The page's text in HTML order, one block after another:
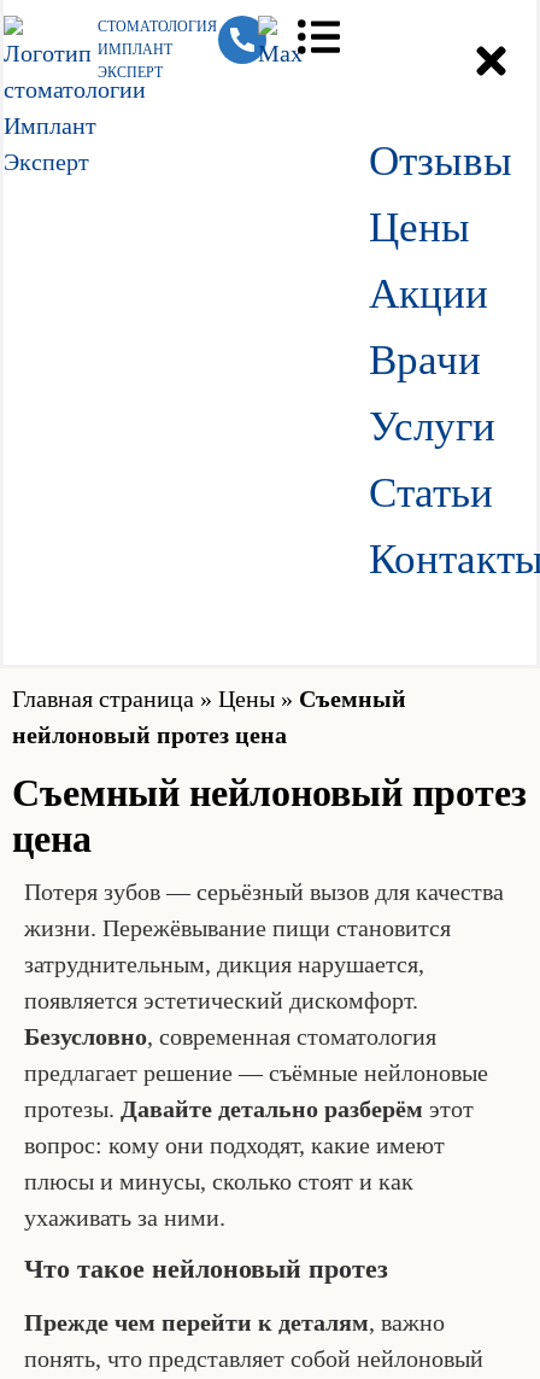
СТОМАТОЛОГИЯ
ИМПЛАНТ
ЭКСПЕРТ
Отзывы
Цены
Акции
Врачи
Услуги
Статьи
Главная страница » Цены » Съемный
нейлоновый протез цена
Съемный нейлоновый протез
цена
Потеря зубов — серьёзный вызов для качества
жизни. Пережёвывание пищи становится
затруднительным, дикция нарушается,
появляется эстетический дискомфорт.
Безусловно, современная стоматология
предлагает решение — съёмные нейлоновые
протезы. Давайте детально разберём этот
вопрос: кому они подходят, какие имеют
плюсы и минусы, сколько стоят и как
ухаживать за ними.
Что такое нейлоновый протез
Прежде чем перейти к деталям, важно
понять, что представляет собой нейлоновый